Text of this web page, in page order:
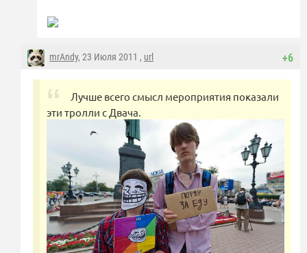
+6
mrAndy, 23 Июля 2011 , url
Лучше всего смысл мероприятия показали
эти тролли с Двача.